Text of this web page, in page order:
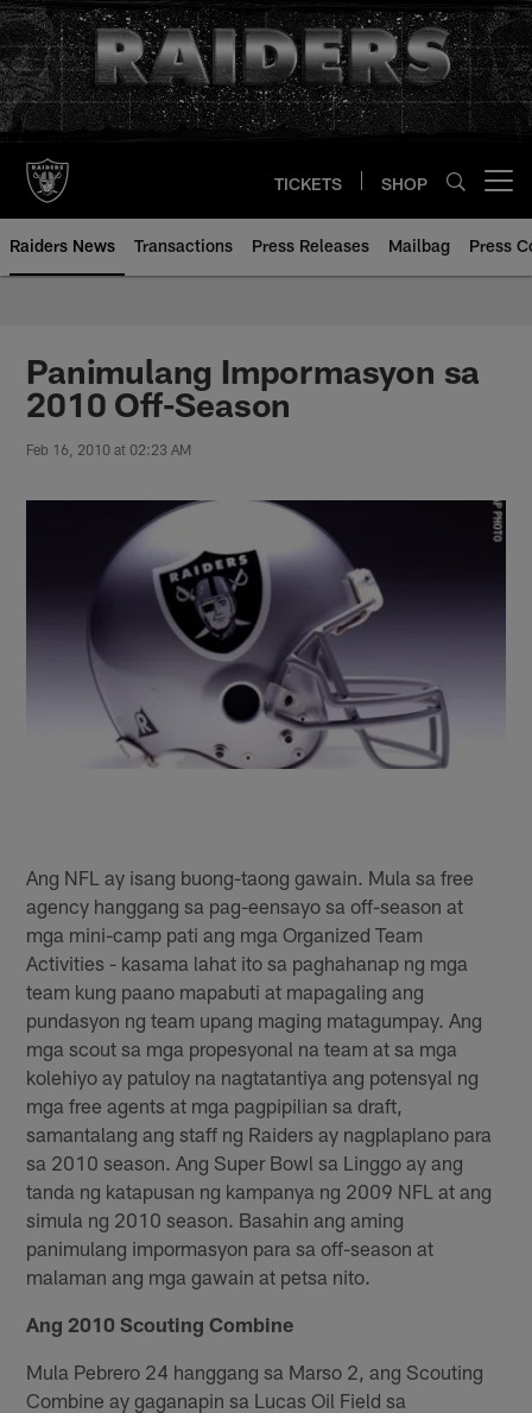
Skip
to
main
content
TICKETS SHOP
Raiders News Transactions Press Releases Mailbag Press
Panimulang Impormasyon sa
2010 Off-Season
Feb 16, 2010 at 02:23 AM
Ang NFL ay isang buong-taong gawain. Mula sa free
agency hanggang sa pag-eensayo sa off-season at
mga mini-camp pati ang mga Organized Team
Activities - kasama lahat ito sa paghahanap ng mga
team kung paano mapabuti at mapagaling ang
pundasyon ng team upang maging matagumpay. Ang
mga scout sa mga propesyonal na team at sa mga
kolehiyo ay patuloy na nagtatantiya ang potensyal ng
mga free agents at mga pagpipilian sa draft,
samantalang ang staff ng Raiders ay nagplaplano para
sa 2010 season. Ang Super Bowl sa Linggo ay ang
tanda ng katapusan ng kampanya ng 2009 NFL at ang
simula ng 2010 season. Basahin ang aming
panimulang impormasyon para sa off-season at
malaman ang mga gawain at petsa nito.
Ang 2010 Scouting Combine
Mula Pebrero 24 hanggang sa Marso 2, ang Scouting
Combine ay gaganapin sa Lucas Oil Field sa